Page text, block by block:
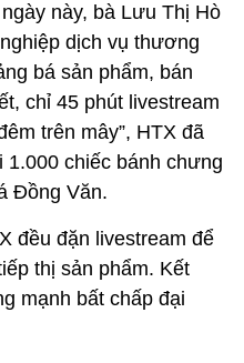
này, bà Lưu Thị Hò
dịch vụ thương
bá sản phẩm, bán
chỉ 45 phút livestream
trên mây”, HTX đã
chiếc bánh chưng
Đồng Văn.
đều đặn livestream để
thị sản phẩm. Kết
mạnh bất chấp đại